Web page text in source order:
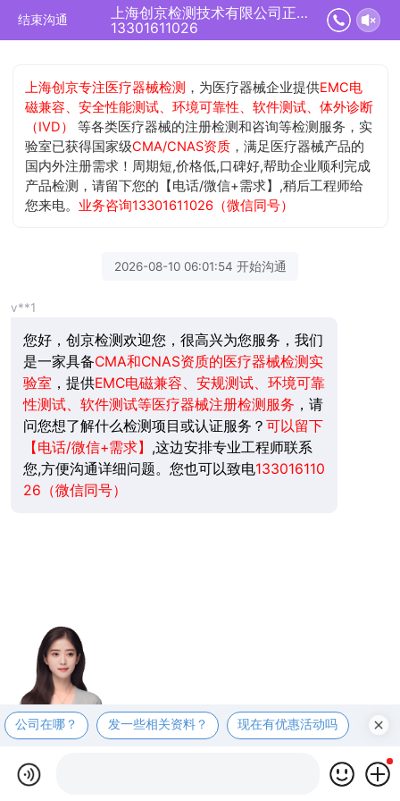
结束沟通
上海创京检测技术有限公司正在为您服务
13301611026
上海创京专注医疗器械检测 ，为医疗器械企业提供EMC电
磁兼容、安全性能测试、环境可靠性、软件测试、体外诊断
（IVD）
等各类医疗器械的注册检测和咨询等检测服务，实
验室已获得国家级CMA/CNAS资质 ，满足医疗器械产品的
国内外注册需求！周期短,价格低,口碑好,帮助企业顺利完成
产品检测，请留下您的【电话/微信+需求】,稍后工程师给
您来电。业务咨询13301611026（微信同号）
2026-08-10 06:01:54 开始沟通
v**1
您好，创京检测欢迎您，很高兴为您服务，我们
是一家具备CMA和CNAS资质的医疗器械检测实
验室 ，提供EMC电磁兼容、安规测试、环境可靠
性测试、软件测试等医疗器械注册检测服务 ，请
问您想了解什么检测项目或认证服务？ 可以留下
【电话/微信+需求】 ,这边安排专业工程师联系
您,方便沟通详细问题。您也可以致电133016110
26（微信同号）
公司在哪？ 发一些相关资料？ 现在有优惠活动吗